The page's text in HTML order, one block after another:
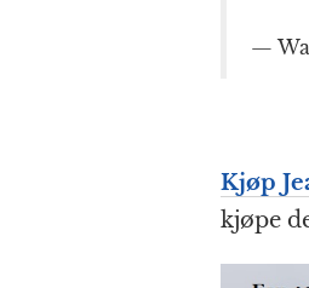
—
Kjøp
kjøpe